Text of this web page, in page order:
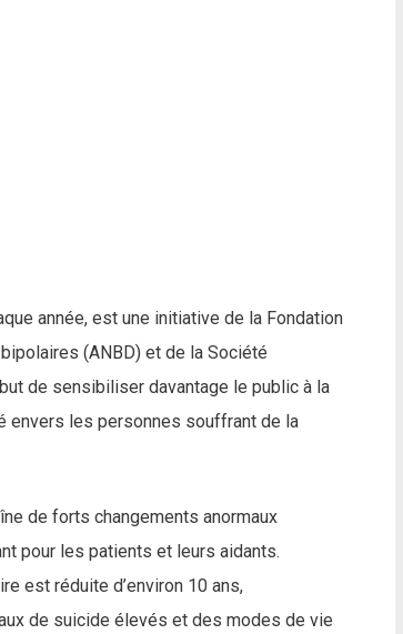
année, est une initiative de la Fondation
(ANBD) et de la Société
de sensibiliser davantage le public à la
les personnes souffrant de la
de forts changements anormaux
pour les patients et leurs aidants.
est réduite d’environ 10 ans,
de suicide élevés et des modes de vie